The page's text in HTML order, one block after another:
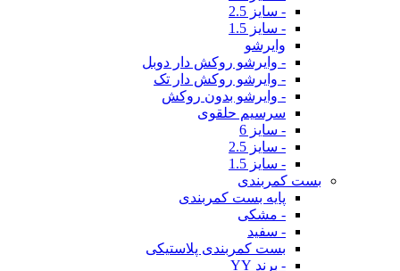
- سایز 2.5
- سایز 1.5
وایرشو
- وایرشو روکش دار دوبل
- وایرشو روکش دار تک
- وایرشو بدون روکش
سرسیم حلقوی
- سایز 6
- سایز 2.5
- سایز 1.5
بست کمربندی
پایه بست کمربندی
- مشکی
- سفید
بست کمربندی پلاستیکی
- برند YY